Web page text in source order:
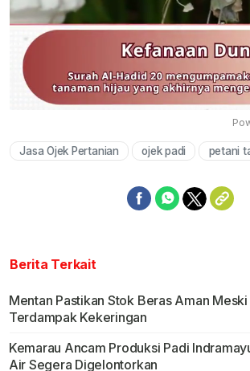
Jasa Ojek Pertanian ojek padi petani
Berita Terkait
Mentan Pastikan Stok Beras Aman
Terdampak Kekeringan
Kemarau Ancam Produksi Padi
Air Segera Digelontorkan